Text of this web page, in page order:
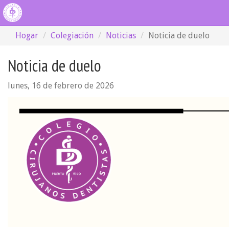
Hogar Colegiación Noticias Noticia de duelo
Noticia de duelo
lunes, 16 de febrero de 2026